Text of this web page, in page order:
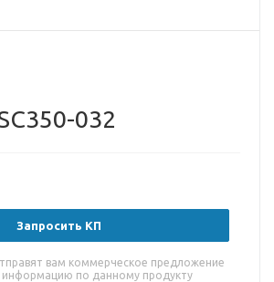
032
Запросить КП
вам коммерческое предложение
по данному продукту